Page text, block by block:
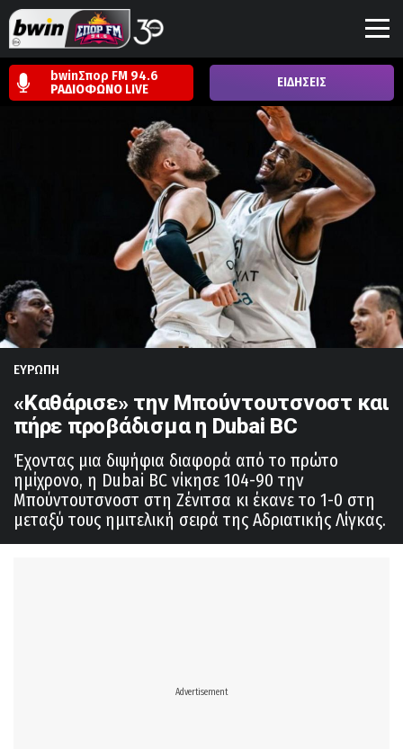
bwinΣπορ FM 94.6
ΡΑΔΙΟΦΩΝΟ LIVE ΕΙΔΗΣΕΙΣ
ΕΥΡΩΠΗ
«Καθάρισε» την Μπούντουτσνοστ και
πήρε προβάδισμα η Dubai BC
Έχοντας μια διψήφια διαφορά από το πρώτο
ημίχρονο, η Dubai BC νίκησε 104-90 την
Μπούντουτσνοστ στη Ζένιτσα κι έκανε το 1-0 στη
μεταξύ τους ημιτελική σειρά της Αδριατικής Λίγκας.